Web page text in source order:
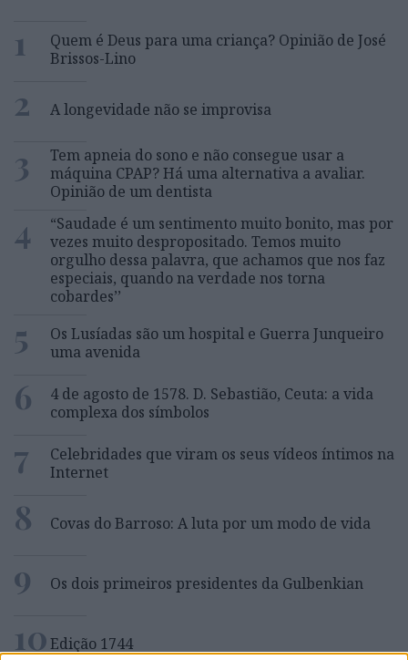
1
Quem é Deus para uma criança? Opinião de José
Brissos-Lino
2 A longevidade não se improvisa
3
Tem apneia do sono e não consegue usar a
máquina CPAP? Há uma alternativa a avaliar.
Opinião de um dentista
4
“Saudade é um sentimento muito bonito, mas por
vezes muito despropositado. Temos muito
orgulho dessa palavra, que achamos que nos faz
especiais, quando na verdade nos torna
cobardes’’
5
Os Lusíadas são um hospital e Guerra Junqueiro
uma avenida
6
4 de agosto de 1578. D. Sebastião, Ceuta: a vida
complexa dos símbolos
7
Celebridades que viram os seus vídeos íntimos na
Internet
8 Covas do Barroso: A luta por um modo de vida
9 Os dois primeiros presidentes da Gulbenkian
10Edição 1744